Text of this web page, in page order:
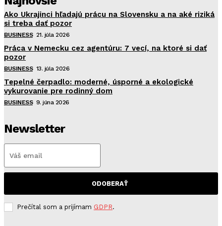
Ako Ukrajinci hľadajú prácu na Slovensku a na aké riziká
si treba dať pozor
BUSINESS 21. júla 2026
Práca v Nemecku cez agentúru: 7 vecí, na ktoré si dať
pozor
BUSINESS 13. júla 2026
Tepelné čerpadlo: moderné, úsporné a ekologické
vykurovanie pre rodinný dom
BUSINESS 9. júna 2026
Newsletter
ODOBERAŤ
Prečítal som a prijímam GDPR.